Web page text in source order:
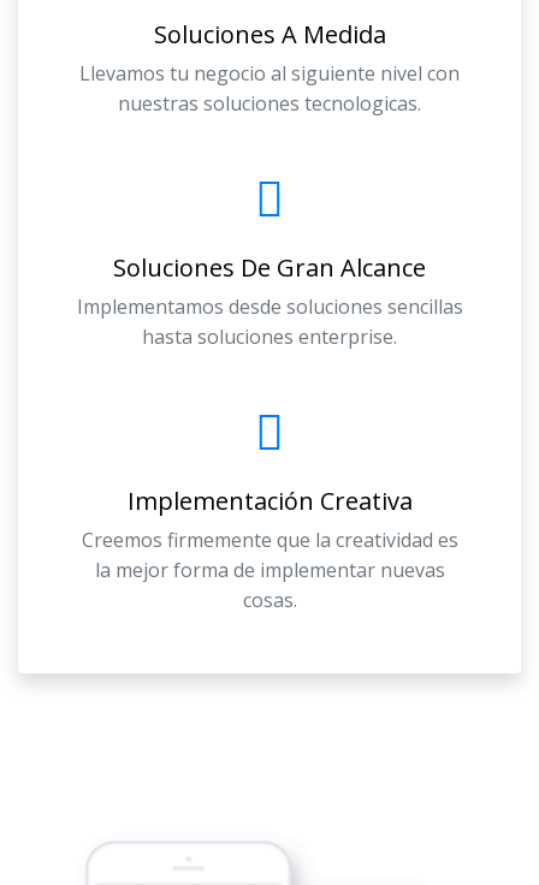
Soluciones A Medida
Llevamos tu negocio al siguiente nivel con
nuestras soluciones tecnologicas.
Soluciones De Gran Alcance
Implementamos desde soluciones sencillas
hasta soluciones enterprise.
Implementación Creativa
Creemos firmemente que la creatividad es
la mejor forma de implementar nuevas
cosas.